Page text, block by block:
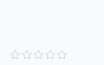
Reviews